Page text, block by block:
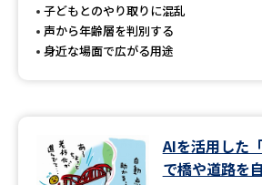
学問発見
学問のミニ講義「夢ナビ講義」 学問分
子どもとのやり取りに混乱
声から年齢層を判別する
身近な場面で広がる用途
AIを活用した
で橋や道路を